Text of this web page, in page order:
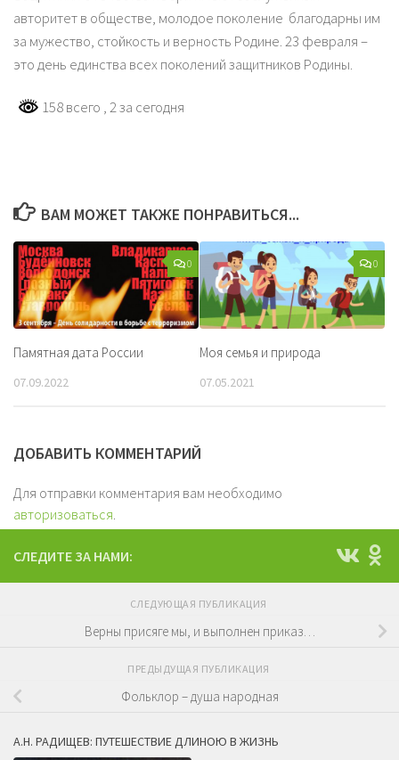
авторитет в обществе, молодое поколение благодарны им
за мужество, стойкость и верность Родине. 23 февраля –
это день единства всех поколений защитников Родины.
158 всего , 2 за сегодня
ВАМ МОЖЕТ ТАКЖЕ ПОНРАВИТЬСЯ...
0
Памятная дата России
07.09.2022
0
Моя семья и природа
07.05.2021
ДОБАВИТЬ КОММЕНТАРИЙ
Для отправки комментария вам необходимо
авторизоваться.
СЛЕДИТЕ ЗА НАМИ:
СЛЕДУЮЩАЯ ПУБЛИКАЦИЯ
Верны присяге мы, и выполнен приказ…
ПРЕДЫДУЩАЯ ПУБЛИКАЦИЯ
Фольклор – душа народная
А.Н. РАДИЩЕВ: ПУТЕШЕСТВИЕ ДЛИНОЮ В ЖИЗНЬ